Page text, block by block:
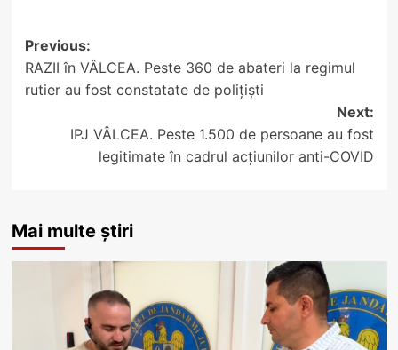
Post
navigation
Previous:
RAZII în VÂLCEA. Peste 360 de abateri la regimul
rutier au fost constatate de polițiști
Next:
IPJ VÂLCEA. Peste 1.500 de persoane au fost
legitimate în cadrul acțiunilor anti-COVID
Mai multe știri